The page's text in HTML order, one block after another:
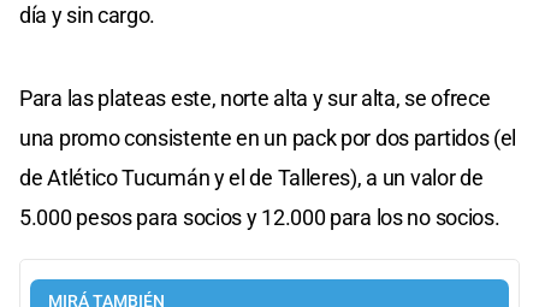
día y sin cargo.
Para las plateas este, norte alta y sur alta, se ofrece
una promo consistente en un pack por dos partidos (el
de Atlético Tucumán y el de Talleres), a un valor de
5.000 pesos para socios y 12.000 para los no socios.
MIRÁ TAMBIÉN